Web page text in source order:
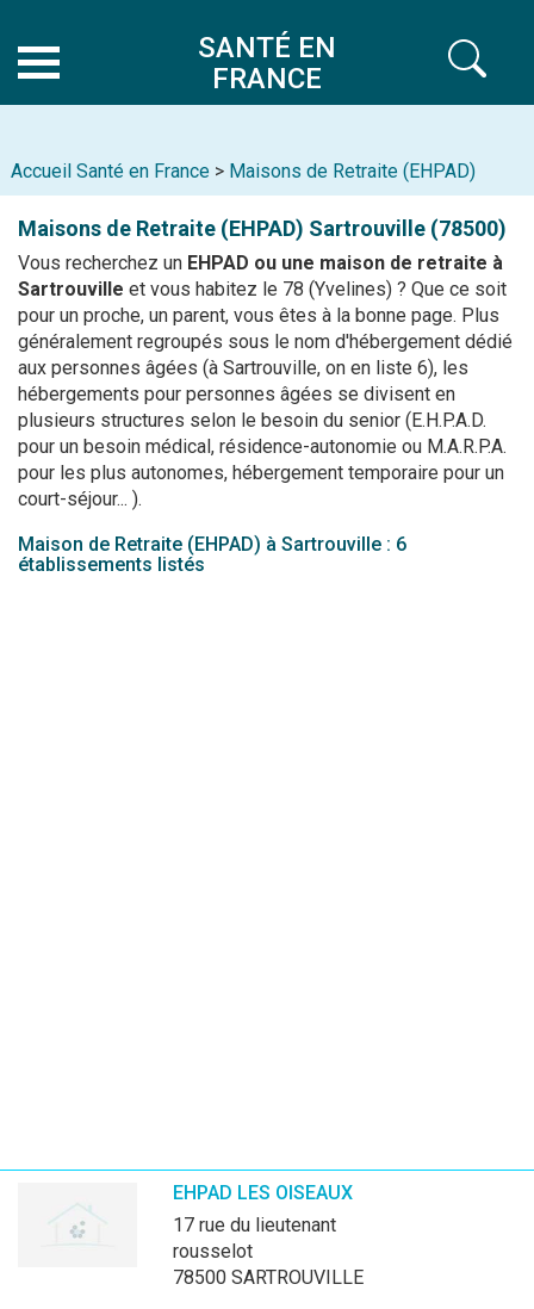
SANTÉ EN
FRANCE
Accueil Santé en France > Maisons de Retraite (EHPAD)
Maisons de Retraite (EHPAD) Sartrouville (78500)
Vous recherchez un EHPAD ou une maison de retraite à
Sartrouville et vous habitez le 78 (Yvelines) ? Que ce soit
pour un proche, un parent, vous êtes à la bonne page. Plus
généralement regroupés sous le nom d'hébergement dédié
aux personnes âgées (à Sartrouville, on en liste 6), les
hébergements pour personnes âgées se divisent en
plusieurs structures selon le besoin du senior (E.H.P.A.D.
pour un besoin médical, résidence-autonomie ou M.A.R.P.A.
pour les plus autonomes, hébergement temporaire pour un
court-séjour... ).
Maison de Retraite (EHPAD) à Sartrouville : 6
établissements listés
EHPAD LES OISEAUX
17 rue du lieutenant
rousselot
78500 SARTROUVILLE